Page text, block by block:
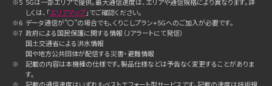
※5 5Gは一部エリアで提供。最大通信速度は、エリアや通信規格により異なります。詳
しくは、「エリアマップ」でご確認ください。
※6 データ通信が”〇”の場合でも、くりこしプラン+5Gへのご加入が必要です。
※7 政府による国民保護に関する情報（Jアラートにて発信）
国土交通省による洪水情報
国や地方公共団体が配信する災害・避難情報
※
記載の内容は本機種の仕様です。製品仕様などは予告なく変更することがありま
す。